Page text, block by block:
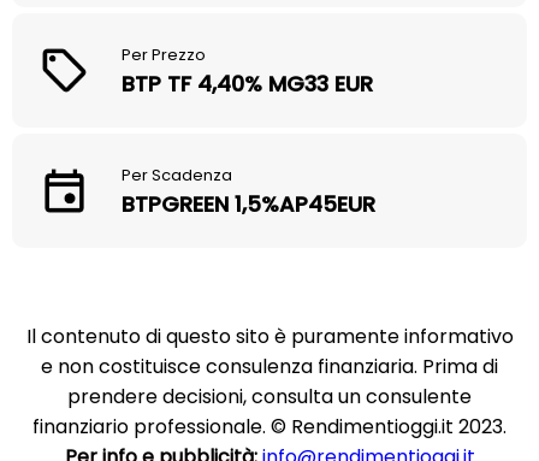
Per Prezzo
BTP TF 4,40% MG33 EUR
Per Scadenza
BTPGREEN 1,5%AP45EUR
Il contenuto di questo sito è puramente informativo
e non costituisce consulenza finanziaria. Prima di
prendere decisioni, consulta un consulente
finanziario professionale. © Rendimentioggi.it 2023.